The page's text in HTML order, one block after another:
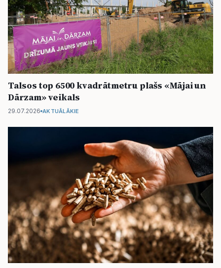
Talsos top 6500 kvadrātmetru plašs «Mājai un
Dārzam» veikals
29.07.2026 AKTUĀLĀKIE